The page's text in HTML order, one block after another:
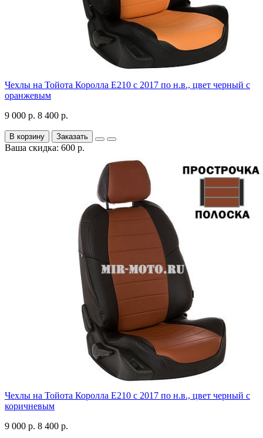
Чехлы на Тойота Королла Е210 с 2017 по н.в., цвет черный с
оранжевым
9 000 р. 8 400 р.
В корзину Заказать
Ваша скидка: 600 р.
Чехлы на Тойота Королла Е210 с 2017 по н.в., цвет черный с
коричневым
9 000 р. 8 400 р.